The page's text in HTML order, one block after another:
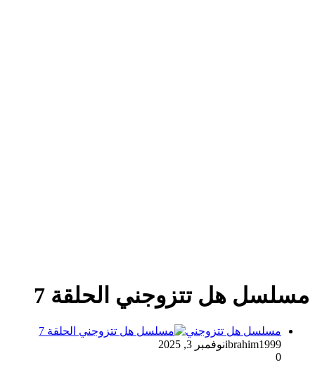
مسلسل هل تتزوجني الحلقة 7
مسلسل هل تتزوجني
ibrahim1999نوفمبر 3, 2025
0